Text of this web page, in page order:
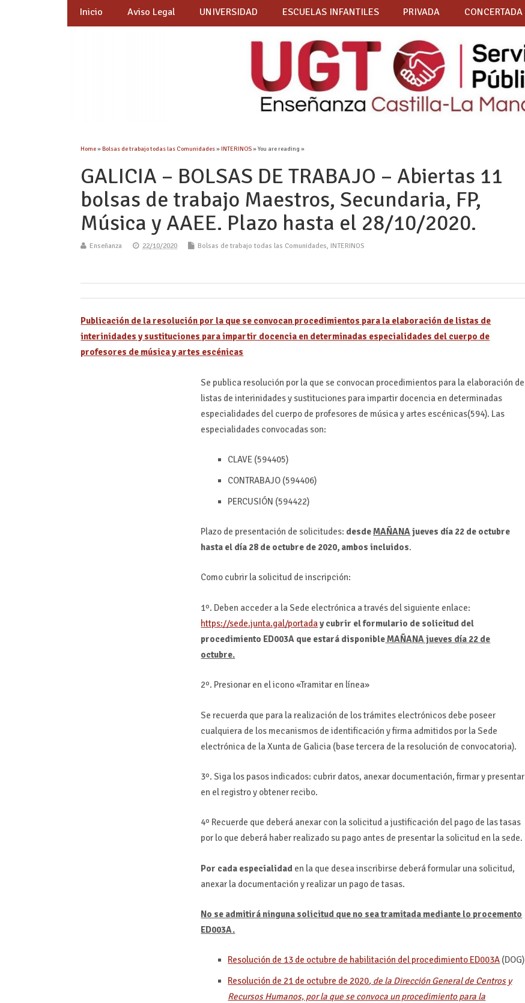
Inicio Aviso Legal UNIVERSIDAD ESCUELAS INFANTILES PRIVADA CONCERTADA
Home»Bolsas de trabajo todas las Comunidades»INTERINOS» You are reading »
GALICIA – BOLSAS DE TRABAJO – Abiertas 11
bolsas de trabajo Maestros, Secundaria, FP,
Música y AAEE. Plazo hasta el 28/10/2020.
Enseñanza 22/10/2020 Bolsas de trabajo todas las Comunidades, INTERINOS
Publicación de la resolución por la que se convocan procedimientos para la elaboración de listas de
interinidades y sustituciones para impartir docencia en determinadas especialidades del cuerpo de
profesores de música y artes escénicas
Se publica resolución por la que se convocan procedimientos para la elaboración de
listas de interinidades y sustituciones para impartir docencia en determinadas
especialidades del cuerpo de profesores de música y artes escénicas(594). Las
especialidades convocadas son:
CLAVE (594405)
CONTRABAJO (594406)
PERCUSIÓN (594422)
Plazo de presentación de solicitudes: desdeMAÑANAjueves día 22 de octubre
hasta el día 28 de octubre de 2020, ambos incluidos.
Como cubrir la solicitud de inscripción:
1º. Deben acceder a la Sede electrónica a través del siguiente enlace:
https://sede.junta.gal/portaday cubrir el formulario de solicitud del
procedimiento ED003A que estará disponibleMAÑANA jueves día 22 de
octubre.
2º. Presionar en el icono «Tramitar en línea»
Se recuerda que para la realización de los trámites electrónicos debe poseer
cualquiera de los mecanismos de identificación y firma admitidos por la Sede
electrónica de la Xunta de Galicia (base tercera de la resolución de convocatoria).
3º. Siga los pasos indicados: cubrir datos, anexar documentación, firmar y presentar
en el registro y obtener recibo.
4º Recuerde que deberá anexar con la solicitud a justificación del pago de las tasas
por lo que deberá haber realizado su pago antes de presentar la solicitud en la sede.
Por cada especialidad en la que desea inscribirse deberá formular una solicitud,
anexar la documentación y realizar un pago de tasas.
No se admitirá ninguna solicitud que no sea tramitada mediante lo procemento
ED003A.
Resolución de 13 de octubre de habilitación del procedimiento ED003A (DOG)
Resolución de 21 de octubre de 2020, de la Dirección General de Centros y
Recursos Humanos, por la que se convoca un procedimiento para la